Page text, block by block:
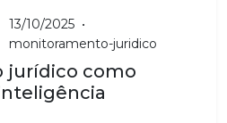
13/10/2025 •
monitoramento-juridico
jurídico como